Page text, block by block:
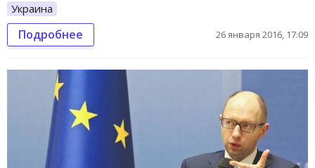
Украина
Подробнее 26 января 2016, 17:09